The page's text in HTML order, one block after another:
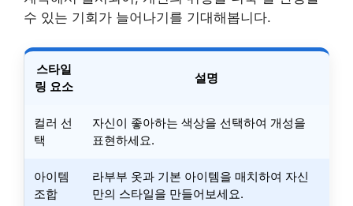
수 있는 기회가 늘어나기를 기대해봅니다.
스타일
링 요소
설명
컬러 선
택
자신이 좋아하는 색상을 선택하여 개성을
표현하세요.
아이템
조합
라부부 옷과 기본 아이템을 매치하여 자신
만의 스타일을 만들어보세요.